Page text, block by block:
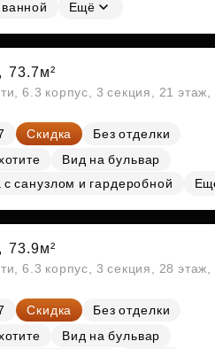
Ещё
73.7м²
6.3 корпус, 3 секция, 21
Скидка
Без отделки
Вид на бульвар
санузлом и гардеробной
73.9м²
6.3 корпус, 3 секция, 28
Скидка
Без отделки
Вид на бульвар